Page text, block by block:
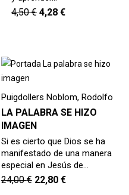
4,50€ 4,28 €
Puigdollers Noblom, Rodolfo
LA PALABRA SE HIZO
IMAGEN
Si es cierto que Dios se ha
manifestado de una manera
especial en Jesús de…
24,00€ 22,80 €